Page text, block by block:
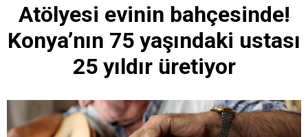
Atölyesi evinin bahçesinde!
Konya’nın 75 yaşındaki ustası
25 yıldır üretiyor